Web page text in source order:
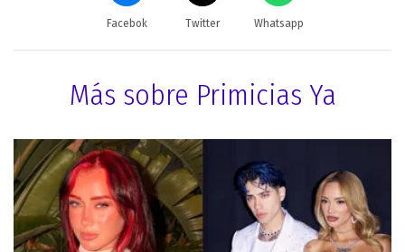
Facebok Twitter Whatsapp
Más sobre Primicias Ya